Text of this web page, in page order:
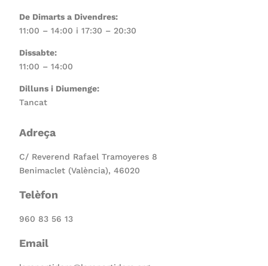
De Dimarts a Divendres:
11:00 – 14:00 i 17:30 – 20:30
Dissabte:
11:00 – 14:00
Dilluns i Diumenge:
Tancat
Adreça
C/ Reverend Rafael Tramoyeres 8
Benimaclet (València), 46020
Telèfon
960 83 56 13
Email